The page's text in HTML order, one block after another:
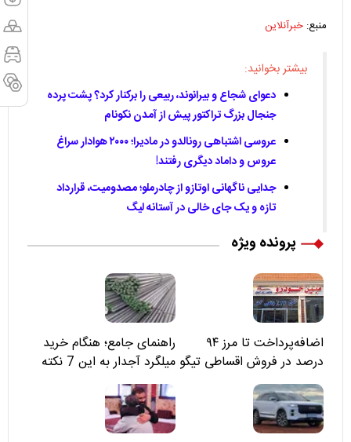
منبع: خبرآنلاین
بیشتر بخوانید:
دعوای شجاع و بیرانوند، ربیعی را برکنار کرد؟ پشت پرده
جنجال بزرگ تراکتور پیش از آمدن نکونام
عروسی اشتباهی رونالدو در مادیرا؛ ۲۰۰۰ هوادار سراغ
عروس و داماد دیگری رفتند!
جدایی ناگهانی اوتازو از چادرملو؛ مصدومیت، قرارداد
تازه و یک جای خالی در آستانه لیگ
پرونده ویژه
اضافه‌پرداخت تا مرز ۹۴
درصد در فروش اقساطی تیگو
۸؛ مسئولان «مبین خودرو» را
نمی‌بینند؟
راهنمای جامع؛ هنگام خرید
میلگرد آجدار به این 7 نکته
توجه کنید